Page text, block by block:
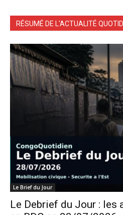
RÉSUMÉ DE L'ACTUALITÉ
Le Brief du Jour
Le Debrief du Jour : les